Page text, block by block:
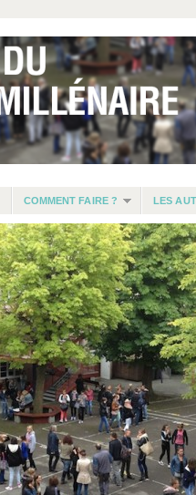
COMMENT FAIRE ? LES